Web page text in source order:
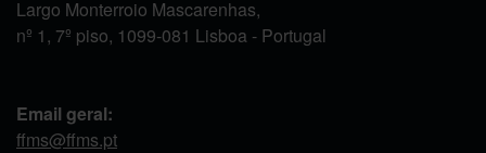
Largo Monterroio Mascarenhas,
nº 1, 7º piso, 1099-081 Lisboa - Portugal
Email geral:
ffms@ffms.pt